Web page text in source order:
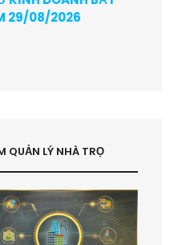
29/08/2026
QUẢN LÝ NHÀ TRỌ